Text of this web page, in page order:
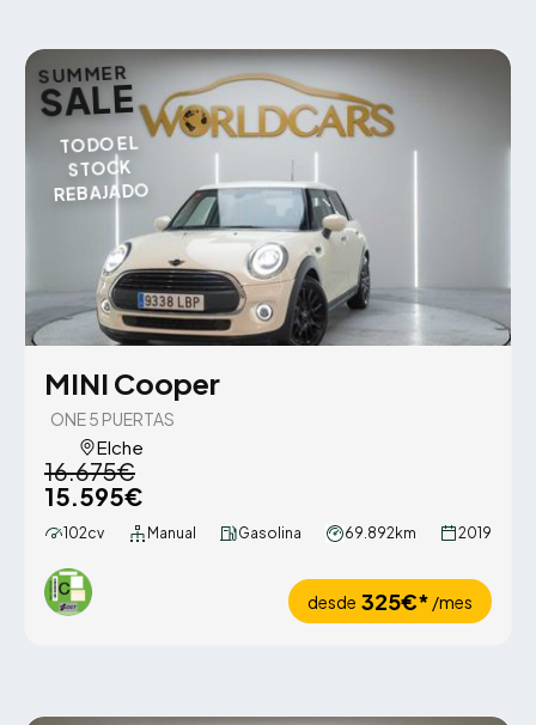
SUMMER
SALE
TODO EL
STOCK
REBAJADO
MINI Cooper
ONE 5 PUERTAS
Elche
16.675€
15.595€
102cv Manual Gasolina 69.892km 2019
desde 325€* /mes